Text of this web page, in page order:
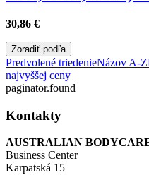
30,86 €
Zoradiť podľa
Predvolené triedenieNázov A-Z
najvyššej ceny
paginator.found
Kontakty
AUSTRALIAN
Business Center
Karpatská 15